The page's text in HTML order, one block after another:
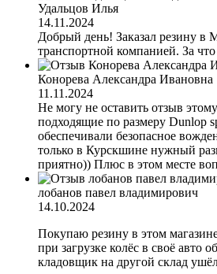
Удальцов Илья
14.11.2024
Добрый день! Заказал резину в
транспортной компанией. За
Конорева Александра Ивановна
11.11.2024
Не могу не оставить отзыв
подходящие по размеру Dunlop
обеспечивали безопасное
только в Курскшине нужный
приятно)) Плюс в этом месте
лобанов павел владимирович
14.10.2024
Покупаю резину в этом
при загрузке колёс в своё авто
кладовщик на другой склад